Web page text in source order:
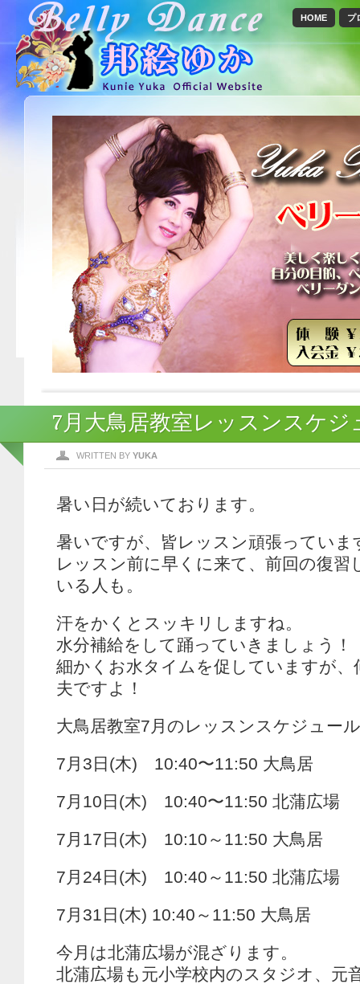
プ
HOME
7月大鳥居教室レッスンスケジ
WRITTEN BY YUKA
暑い日が続いております。
暑いですが、皆レッスン頑張っていま
レッスン前に早くに来て、前回の復習
いる人も。
汗をかくとスッキリしますね。
水分補給をして踊っていきましょう！
細かくお水タイムを促していますが、
夫ですよ！
大鳥居教室7月のレッスンスケジュー
7月3日(木) 10:40〜11:50 大鳥居
7月10日(木) 10:40〜11:50 北蒲広場
7月17日(木) 10:10～11:50 大鳥居
7月24日(木) 10:40～11:50 北蒲広場
7月31日(木) 10:40～11:50 大鳥居
今月は北蒲広場が混ざります。
北蒲広場も元小学校内のスタジオ、元